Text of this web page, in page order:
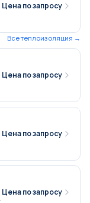
Цена по запросу
Всетеплоизоляция →
Цена по запросу
Цена по запросу
Цена по запросу